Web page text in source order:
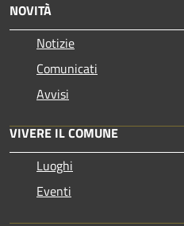
NOVITÀ
Notizie
Comunicati
Avvisi
VIVERE IL COMUNE
Luoghi
Eventi